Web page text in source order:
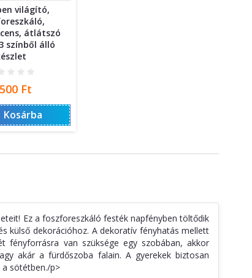
világító,
átlátszó
színből álló
Ft
Kosárba
Ez a foszforeszkáló festék napfényben töltődik
külső dekorációhoz. A dekoratív fényhatás mellett
fényforrásra van szüksége egy szobában, akkor
akár a fürdőszoba falain. A gyerekek biztosan
sötétben./p>